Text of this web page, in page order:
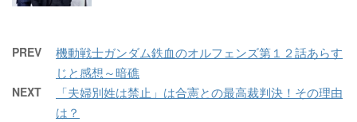
PREV
機動戦士ガンダム鉄血のオルフェンズ第１２話あらす
じと感想～暗礁
NEXT
「夫婦別姓は禁止」は合憲との最高裁判決！その理由
は？